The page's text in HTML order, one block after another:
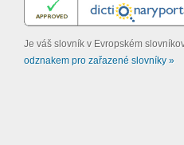
Je váš slovník v Evropském
odznakem pro zařazené slovníky »